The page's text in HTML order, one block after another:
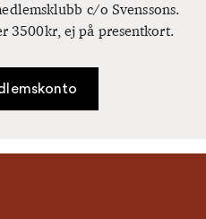
c/o Svenssons.
3500kr, ej på presentkort.